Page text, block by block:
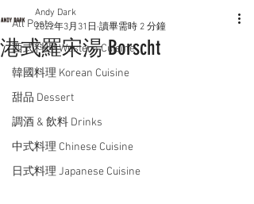
All Posts
西式料理 Western Cuisine
韓國料理 Korean Cuisine
甜品 Dessert
調酒 & 飲料 Drinks
中式料理 Chinese Cuisine
日式料理 Japanese Cuisine
港式羅宋湯 Borscht
Andy Dark
2022年3月31日 讀畢需時 2 分鐘